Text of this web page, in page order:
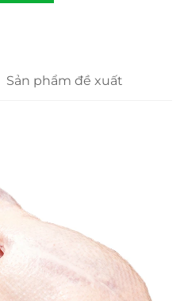
Sản phẩm đề xuất